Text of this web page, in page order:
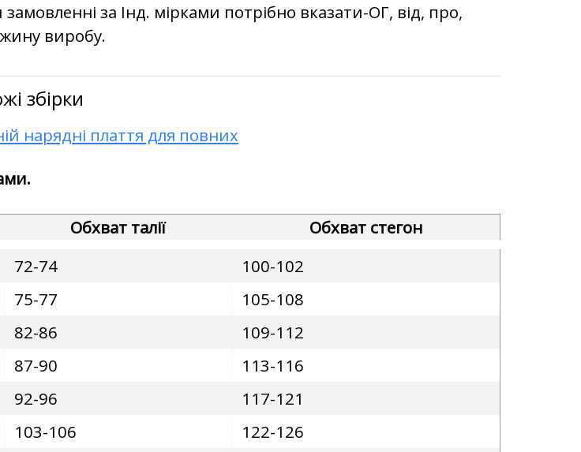
за Інд. мірками потрібно вказати-ОГ, від, про,
виробу.
збірки
нарядні плаття для повних
Обхват талії
Обхват стегон
72-74
100-102
75-77
105-108
82-86
109-112
87-90
113-116
92-96
117-121
103-106
122-126